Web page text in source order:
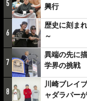
5
興行
6
歴史に刻ま
～
7
異端の先に
学界の挑戦
8
川崎ブレイ
ャダラパー